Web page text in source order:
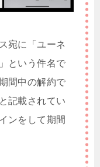
宛に「ユーネ
という件名で
間中の解約で
記載されてい
ンをして期間